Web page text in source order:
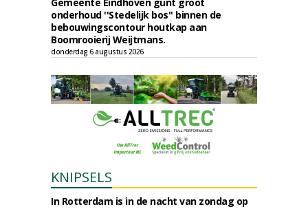
onderhoud ''Stedelijk bos'' binnen de
bebouwingscontour houtkap aan
Boomrooierij Weijtmans.
donderdag 6 augustus 2026
KNIPSELS
In Rotterdam is in de nacht van zondag op